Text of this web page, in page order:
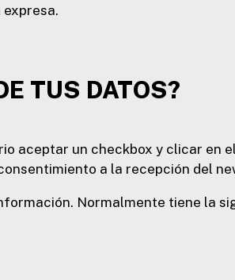
TUS DATOS?
aceptar un checkbox y clicar en
a la recepción del
Normalmente tiene la